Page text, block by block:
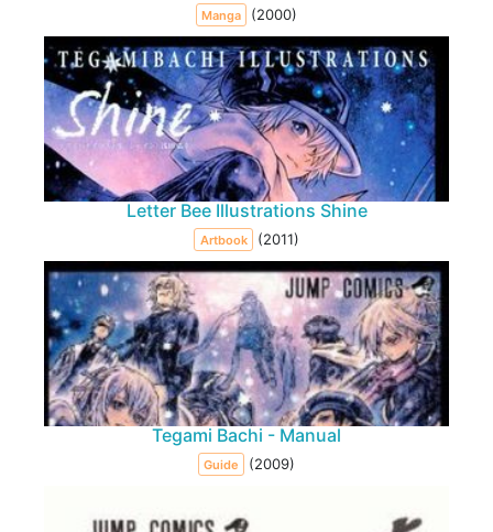
Manga (2000)
Letter Bee Illustrations Shine
Artbook (2011)
Tegami Bachi - Manual
Guide (2009)